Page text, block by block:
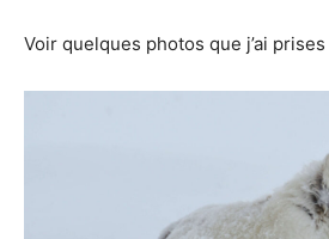
Voir quelques photos que j’ai